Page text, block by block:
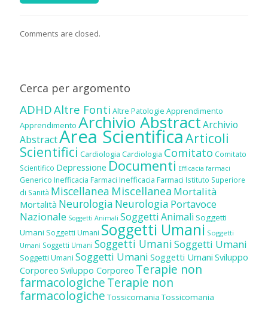
Comments are closed.
Cerca per argomento
ADHDAltre Fonti Altre Patologie Apprendimento
Apprendimento Archivio AbstractArchivio
AbstractArea ScientificaArticoli
Scientifici Cardiologia Cardiologia Comitato Comitato
Scientifico Depressione Documenti Efficacia farmaci
Generico Inefficacia Farmaci Inefficacia Farmaci Istituto Superiore
di Sanità Miscellanea Miscellanea Mortalità
Mortalità Neurologia Neurologia Portavoce
Nazionale Soggetti Animali Soggetti Animali Soggetti
Umani Soggetti Umani Soggetti Umani Soggetti
Umani Soggetti Umani Soggetti UmaniSoggetti Umani
Soggetti Umani Soggetti Umani Soggetti Umani Sviluppo
Corporeo Sviluppo Corporeo Terapie non
farmacologicheTerapie non
farmacologiche Tossicomania Tossicomania